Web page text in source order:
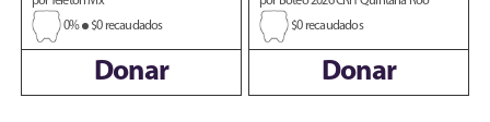
0%
$0 recaudados
Donar
$0 recaudados
Donar